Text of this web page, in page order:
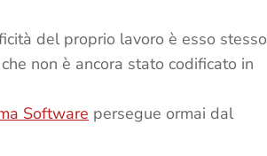
del proprio lavoro è esso stesso
non è ancora stato codificato in
Software persegue ormai dal